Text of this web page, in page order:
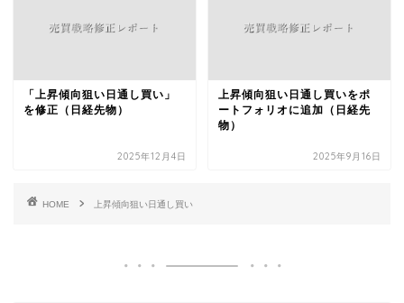
「上昇傾向狙い日通し買い」
を修正（日経先物）
2025年12月4日
上昇傾向狙い日通し買いをポ
ートフォリオに追加（日経先
物）
2025年9月16日
HOME 上昇傾向狙い日通し買い